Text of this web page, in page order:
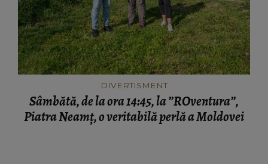
DIVERTISMENT
Sâmbătă, de la ora 14:45, la ”ROventura”,
Piatra Neamț, o veritabilă perlă a Moldovei